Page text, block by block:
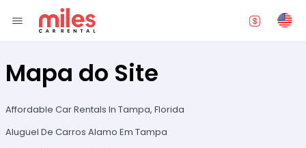
Mapa do Site
Affordable Car Rentals In Tampa, Florida
Aluguel De Carros Alamo Em Tampa